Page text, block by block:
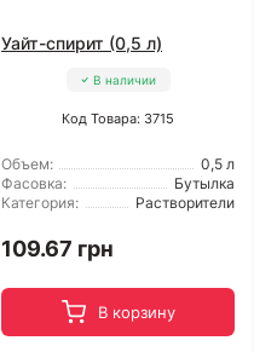
Уайт-спирит (0,5 л)
В наличии
Код Товара: 3715
Объем:
0,5 л
Фасовка:
Бутылка
Категория:
Растворители
109.67 грн
В корзину